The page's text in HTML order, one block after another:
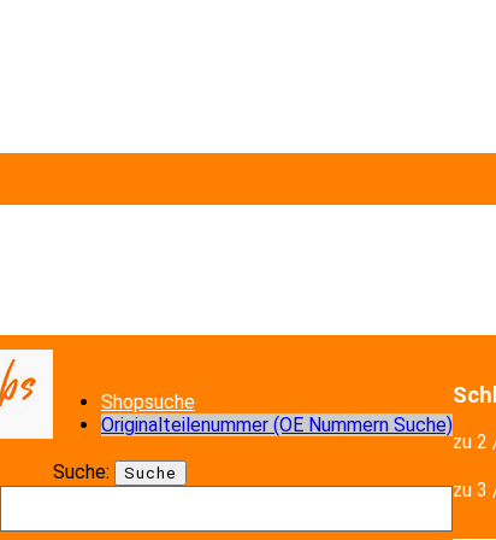
Shopsuche
Originalteilenummer (OE Nummern Suche)
Suche: Suche
zu 2
zu 3